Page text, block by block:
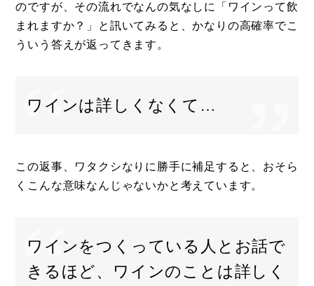
事例
トピックス
のですが、その流れでなんの気なしに「ワインって飲
まれますか？」と訊いてみると、かなりの高確率でこ
ういう答えが返ってきます。
ワインは詳しくなくて…
この返事、ワタクシなりに勝手に補足すると、おそら
くこんな意味なんじゃないかと考えています。
ワインをつくっている人とお話で
きるほど、ワインのことは詳しく